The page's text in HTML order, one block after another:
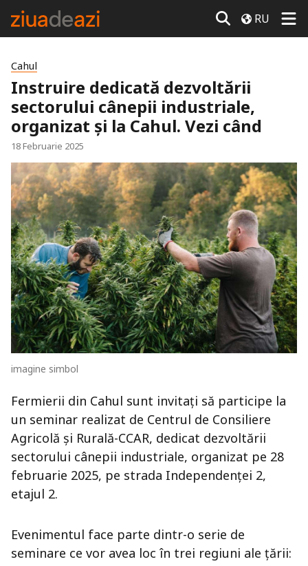
RU
Cahul
Instruire dedicată dezvoltării
sectorului cânepii industriale,
organizat și la Cahul. Vezi când
18 Februarie 2025
imagine simbol
Fermierii din Cahul sunt invitați să participe la
un seminar realizat de Centrul de Consiliere
Agricolă și Rurală-CCAR, dedicat dezvoltării
sectorului cânepii industriale, organizat pe 28
februarie 2025, pe strada Independenței 2,
etajul 2.
Evenimentul face parte dintr-o serie de
seminare ce vor avea loc în trei regiuni ale țării: